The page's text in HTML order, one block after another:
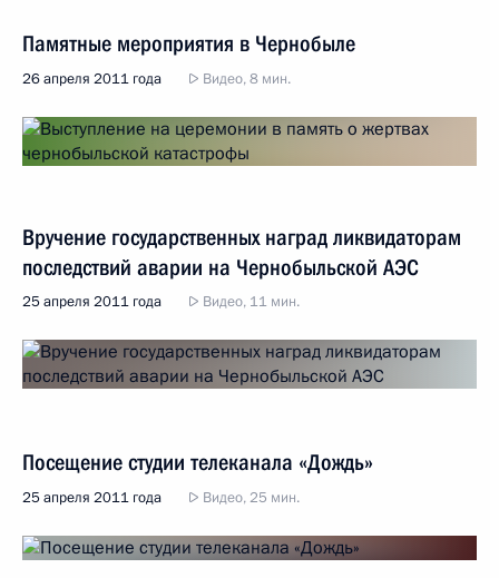
Памятные мероприятия в Чернобыле
26 апреля 2011 года Видео, 8 мин.
Вручение государственных наград ликвидаторам
последствий аварии на Чернобыльской АЭС
25 апреля 2011 года Видео, 11 мин.
Посещение студии телеканала «Дождь»
25 апреля 2011 года Видео, 25 мин.